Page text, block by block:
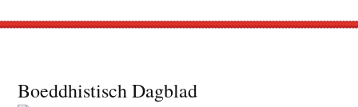
Footer
Boeddhistisch Dagblad